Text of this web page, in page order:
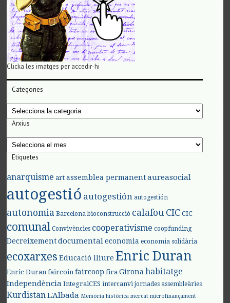
Clicka les imatges per accedir-hi
Categories
Categories
Arxius
Arxius
Etiquetes
anarquisme art assemblea permanent aureasocial
autogestió autogestión autogestión
autonomia Barcelona bioconstrucció calafouCIC CIC
comunal Convivències cooperativisme coopfunding
Decreixement documental economia economia solidària
ecoxarxes Educació lliure Enric Duran
Enric Duran faircoin faircoop fira Girona habitatge
Independència IntegralCES intercanvi jornades assembleàries
KurdistanL'Albada Memòria històrica mercat microfinançament